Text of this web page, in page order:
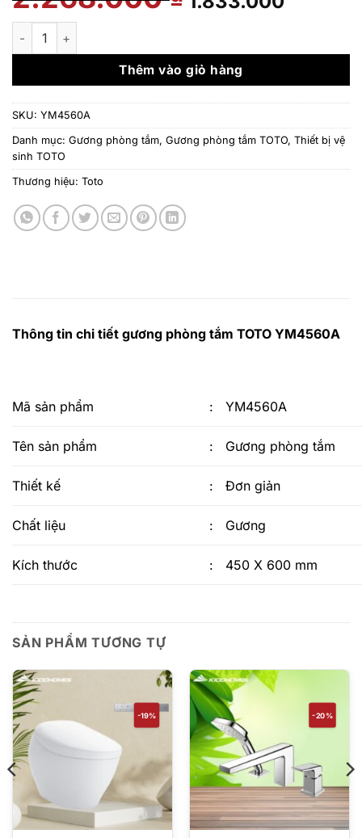
gốc
2.268.000 ₫.
là:
Gương phòng tắm TOTO YM4560A số lượng
Thêm vào giỏ hàng
SKU: YM4560A
Danh mục: Gương phòng tắm, Gương phòng tắm TOTO, Thiết bị vệ
sinh TOTO
Thương hiệu: Toto
Thông tin chi tiết gương phòng tắm TOTO YM4560A
Mã sản phẩm : YM4560A
Tên sản phẩm : Gương phòng tắm
Thiết kế : Đơn giản
Chất liệu : Gương
Kích thước : 450 X 600 mm
SẢN PHẨM TƯƠNG TỰ
-19% -20%